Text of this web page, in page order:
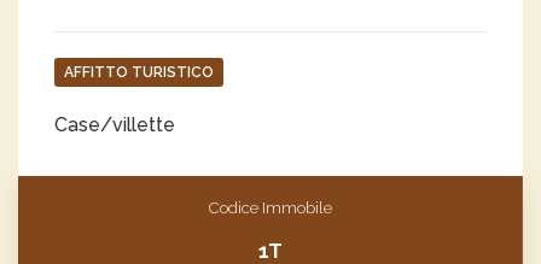
AFFITTO TURISTICO
Case/villette
Codice Immobile
1T